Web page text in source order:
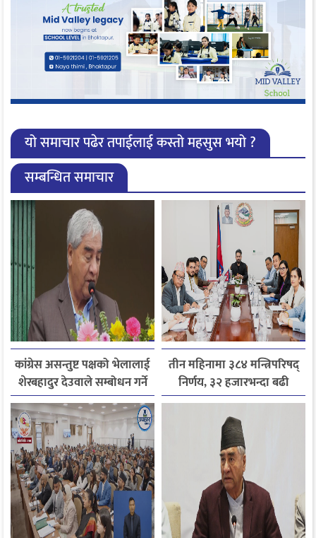
यो समाचार पढेर तपाईलाई कस्तो महसुस भयो ?
सम्बन्धित समाचार
कांग्रेस असन्तुष्ट पक्षको भेलालाई
शेरबहादुर देउवाले सम्बोधन गर्ने
तीन महिनामा ३८४ मन्त्रिपरिषद्
निर्णय, ३२ हजारभन्दा बढी
गुनासो फर्छ्योट